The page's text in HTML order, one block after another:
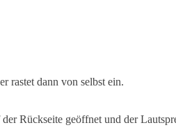
rastet dann von selbst ein.
Rückseite geöffnet und der